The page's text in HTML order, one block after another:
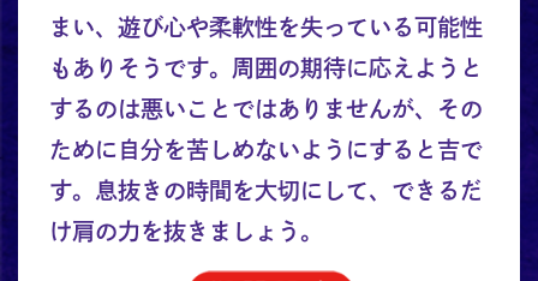
まい、遊び心や柔軟性を失っている可能性
もありそうです。周囲の期待に応えようと
するのは悪いことではありませんが、その
ために自分を苦しめないようにすると吉で
す。息抜きの時間を大切にして、できるだ
け肩の力を抜きましょう。